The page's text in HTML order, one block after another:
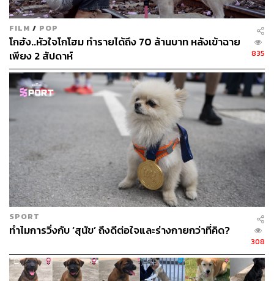
FILM / POP
โกฮัง..หัวใจโกโฮม ทำรายได้ถึง 70 ล้านบาท หลังเข้าฉาย
เพียง 2 สัปดาห์
835
SPORT
ทำไมการวิ่งกับ ‘สุนัข’ ถึงดีต่อใจและร่างกายกว่าที่คิด?
308